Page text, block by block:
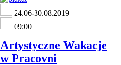
24.06-30.08.2019
09:00
Artystyczne Wakacje
w Pracovni